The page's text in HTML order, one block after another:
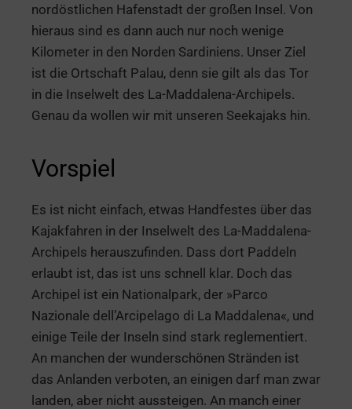
nordöstlichen Hafenstadt der großen Insel. Von
hieraus sind es dann auch nur noch wenige
Kilometer in den Norden Sardiniens. Unser Ziel
ist die Ortschaft Palau, denn sie gilt als das Tor
in die Inselwelt des La-Maddalena-Archipels.
Genau da wollen wir mit unseren Seekajaks hin.
Vorspiel
Es ist nicht einfach, etwas Handfestes über das
Kajakfahren in der Inselwelt des La-Maddalena-
Archipels herauszufinden. Dass dort Paddeln
erlaubt ist, das ist uns schnell klar. Doch das
Archipel ist ein Nationalpark, der »Parco
Nazionale dell’Arcipelago di La Maddalena«, und
einige Teile der Inseln sind stark reglementiert.
An manchen der wunderschönen Stränden ist
das Anlanden verboten, an einigen darf man zwar
landen, aber nicht aussteigen. An manch einer